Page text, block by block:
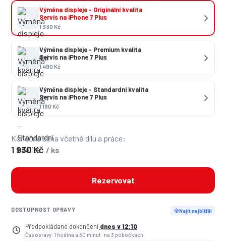
Výměna displeje - Originální kvalita
Servis na iPhone 7 Plus
1 930 Kč
Výměna displeje - Premium kvalita
Servis na iPhone 7 Plus
1 490 Kč
Výměna displeje - Standardní kvalita
Servis na iPhone 7 Plus
1 190 Kč
Konečná cena včetně dílu a práce:
1 930 Kč / ks
Rezervovat
DOSTUPNOST OPRAVY Najít nejbližší
Předpokládané dokončení dnes v 12:10
Čas opravy: 1 hodina a 30 minut · na 3 pobočkách